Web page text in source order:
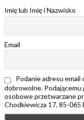
Imię lub Imię i Nazwisko
Email
Podanie adresu email
dobrowolne.
osobowe przetwarzane
Chodkiewicza 17, 85-065